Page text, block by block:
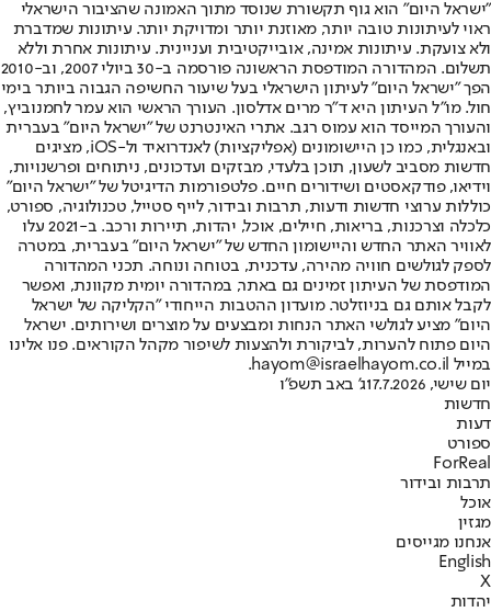
"ישראל היום" הוא גוף תקשורת שנוסד מתוך האמונה שהציבור הישראלי
ראוי לעיתונות טובה יותר, מאוזנת יותר ומדויקת יותר. עיתונות שמדברת
ולא צועקת. עיתונות אמינה, אובייקטיבית ועניינית. עיתונות אחרת וללא
תשלום. המהדורה המודפסת הראשונה פורסמה ב-30 ביולי 2007, וב-2010
הפך "ישראל היום" לעיתון הישראלי בעל שיעור החשיפה הגבוה ביותר בימי
חול. מו"ל העיתון היא ד"ר מרים אדלסון. העורך הראשי הוא עמר לחמנוביץ,
והעורך המייסד הוא עמוס רגב. אתרי האינטרנט של "ישראל היום" בעברית
ובאנגלית, כמו כן היישומונים (אפליקציות) לאנדרואיד ול-iOS, מציגים
חדשות מסביב לשעון, תוכן בלעדי, מבזקים ועדכונים, ניתוחים ופרשנויות,
וידיאו, פודקאסטים ושידורים חיים. פלטפורמות הדיגיטל של "ישראל היום"
כוללות ערוצי חדשות ודעות, תרבות ובידור, לייף סטייל, טכנולוגיה, ספורט,
כלכלה וצרכנות, בריאות, חיילים, אוכל, יהדות, תיירות ורכב. ב-2021 עלו
לאוויר האתר החדש והיישומון החדש של "ישראל היום" בעברית, במטרה
לספק לגולשים חוויה מהירה, עדכנית, בטוחה ונוחה. תכני המהדורה
המודפסת של העיתון זמינים גם באתר, במהדורה יומית מקוונת, ואפשר
לקבל אותם גם בניוזלטר. מועדון ההטבות הייחודי "הקליקה של ישראל
היום" מציע לגולשי האתר הנחות ומבצעים על מוצרים ושירותים. ישראל
היום פתוח להערות, לביקורת ולהצעות לשיפור מקהל הקוראים. פנו אלינו
במייל hayom@israelhayom.co.il.
יום שישי, 17.7.2026
ג' באב תשפ"ו
חדשות
דעות
ספורט
ForReal
תרבות ובידור
אוכל
מגזין
אנחנו מגייסים
English
X
יהדות